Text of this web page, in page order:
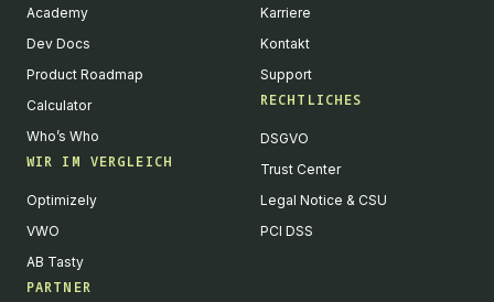
Academy
Dev Docs
Product Roadmap
Calculator
Who’s Who
WIR IM VERGLEICH
Optimizely
VWO
AB Tasty
PARTNER
Karriere
Kontakt
Support
RECHTLICHES
DSGVO
Trust Center
Legal Notice & CSU
PCI DSS